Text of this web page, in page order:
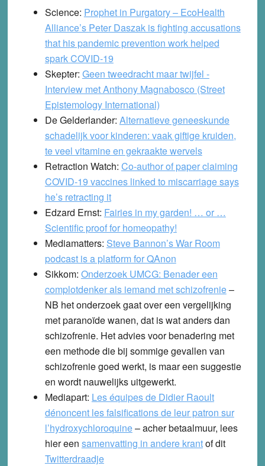
Science: Prophet in Purgatory – EcoHealth
Alliance’s Peter Daszak is fighting accusations
that his pandemic prevention work helped
spark COVID-19
Skepter: Geen tweedracht maar twijfel -
Interview met Anthony Magnabosco (Street
Epistemology International)
De Gelderlander: Alternatieve geneeskunde
schadelijk voor kinderen: vaak giftige kruiden,
te veel vitamine en gekraakte wervels
Retraction Watch: Co-author of paper claiming
COVID-19 vaccines linked to miscarriage says
he’s retracting it
Edzard Ernst: Fairies in my garden! … or …
Scientific proof for homeopathy!
Mediamatters: Steve Bannon’s War Room
podcast is a platform for QAnon
Sikkom: Onderzoek UMCG: Benader een
complotdenker als iemand met schizofrenie–
NB het onderzoek gaat over een vergelijking
met paranoïde wanen, dat is wat anders dan
schizofrenie. Het advies voor benadering met
een methode die bij sommige gevallen van
schizofrenie goed werkt, is maar een suggestie
en wordt nauwelijks uitgewerkt.
Mediapart: Les équipes de Didier Raoult
dénoncent les falsifications de leur patron sur
l’hydroxychloroquine– acher betaalmuur, lees
hier een samenvatting in andere krantof dit
Twitterdraadje